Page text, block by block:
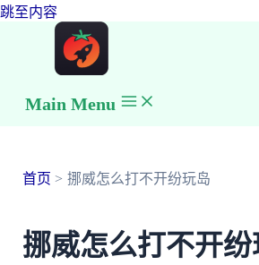
跳至内容
Main Menu
首页 挪威怎么打不开纷玩岛
挪威怎么打不开纷